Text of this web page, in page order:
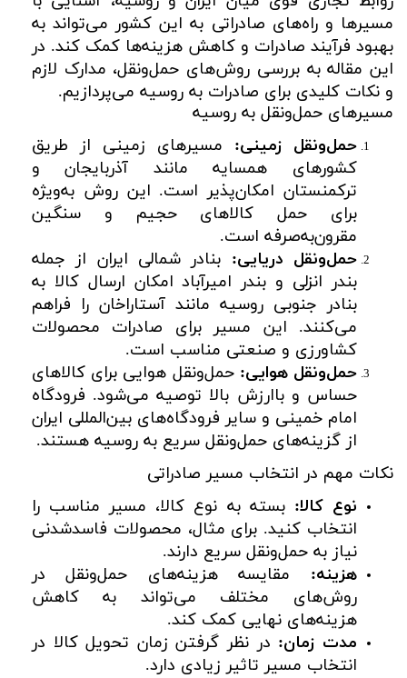
مسیرها و راه‌های صادراتی به این کشور می‌تواند به
بهبود فرآیند صادرات و کاهش هزینه‌ها کمک کند. در
این مقاله به بررسی روش‌های حمل‌ونقل، مدارک لازم
و نکات کلیدی برای صادرات به روسیه می‌پردازیم.
مسیرهای حمل‌ونقل به روسیه
حمل‌ونقل زمینی: مسیرهای زمینی از طریق
کشورهای همسایه مانند آذربایجان و
ترکمنستان امکان‌پذیر است. این روش به‌ویژه
برای حمل کالاهای حجیم و سنگین
مقرون‌به‌صرفه است.
حمل‌ونقل دریایی: بنادر شمالی ایران از جمله
بندر انزلی و بندر امیرآباد امکان ارسال کالا به
بنادر جنوبی روسیه مانند آستاراخان را فراهم
می‌کنند. این مسیر برای صادرات محصولات
کشاورزی و صنعتی مناسب است.
حمل‌ونقل هوایی: حمل‌ونقل هوایی برای کالاهای
حساس و باارزش بالا توصیه می‌شود. فرودگاه
امام خمینی و سایر فرودگاه‌های بین‌المللی ایران
از گزینه‌های حمل‌ونقل سریع به روسیه هستند.
نکات مهم در انتخاب مسیر صادراتی
نوع کالا: بسته به نوع کالا، مسیر مناسب را
انتخاب کنید. برای مثال، محصولات فاسدشدنی
نیاز به حمل‌ونقل سریع دارند.
هزینه: مقایسه هزینه‌های حمل‌ونقل در
روش‌های مختلف می‌تواند به کاهش
هزینه‌های نهایی کمک کند.
مدت زمان: در نظر گرفتن زمان تحویل کالا در
انتخاب مسیر تاثیر زیادی دارد.